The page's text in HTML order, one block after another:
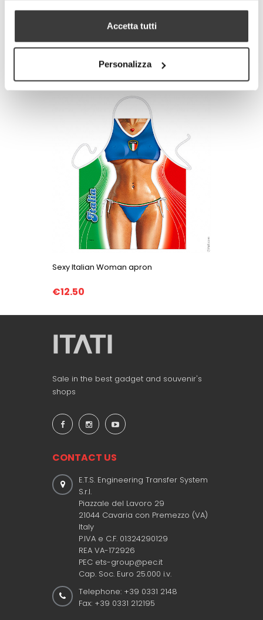
Accetta tutti
Personalizza
RELATED PRODUCTS
Sexy Italian Woman apron
€12.50
Sale in the best gadget and souvenir's
shops
CONTACT US
E.T.S. Engineering Transfer System
S.r.l.
Piazzale del Lavoro 29
21044 Cavaria con Premezzo (VA)
Italy
P.IVA e C.F. 01324290129
REA VA-172926
PEC ets-group@pec.it
Cap. Soc. Euro 25.000 i.v.
Telephone: +39 0331 2148
Fax: +39 0331 212195